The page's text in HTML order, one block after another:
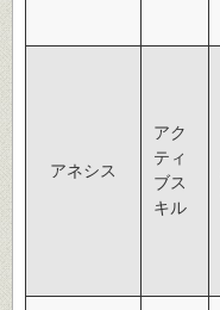
アネシス
アク
ティ
ブス
キル